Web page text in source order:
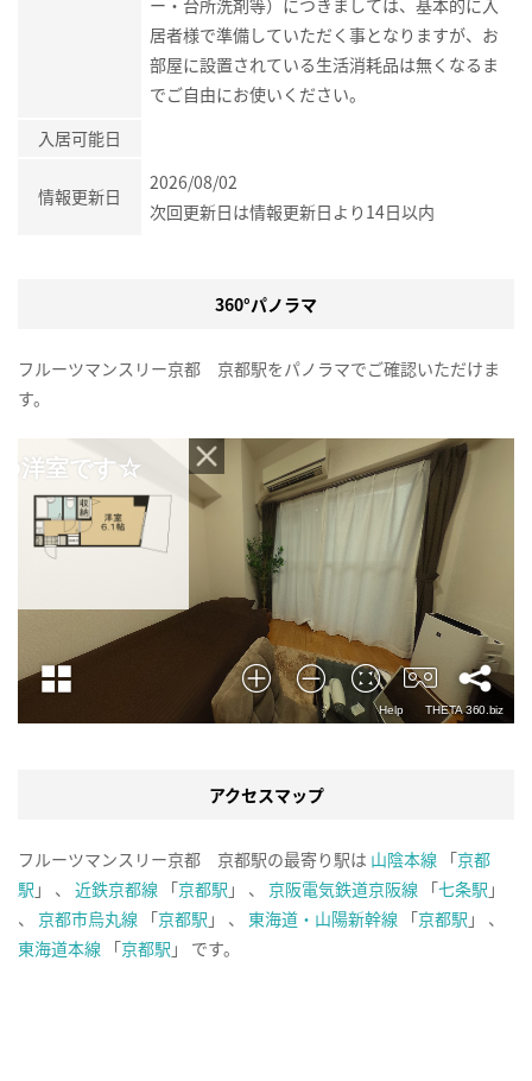
居者様で準備していただく事となりますが、お
部屋に設置されている生活消耗品は無くなるま
でご自由にお使いください。
入居可能日
情報更新日
2026/08/02
次回更新日は情報更新日より14日以内
360°パノラマ
フルーツマンスリー京都 京都駅をパノラマでご確認いただけま
す。
アクセスマップ
フルーツマンスリー京都 京都駅の最寄り駅は 山陰本線 「京都
駅 」 、 近鉄京都線 「京都駅 」 、 京阪電気鉄道京阪線 「七条駅 」
、 京都市烏丸線 「京都駅 」 、 東海道・山陽新幹線 「京都駅 」 、
東海道本線 「京都駅 」 です。